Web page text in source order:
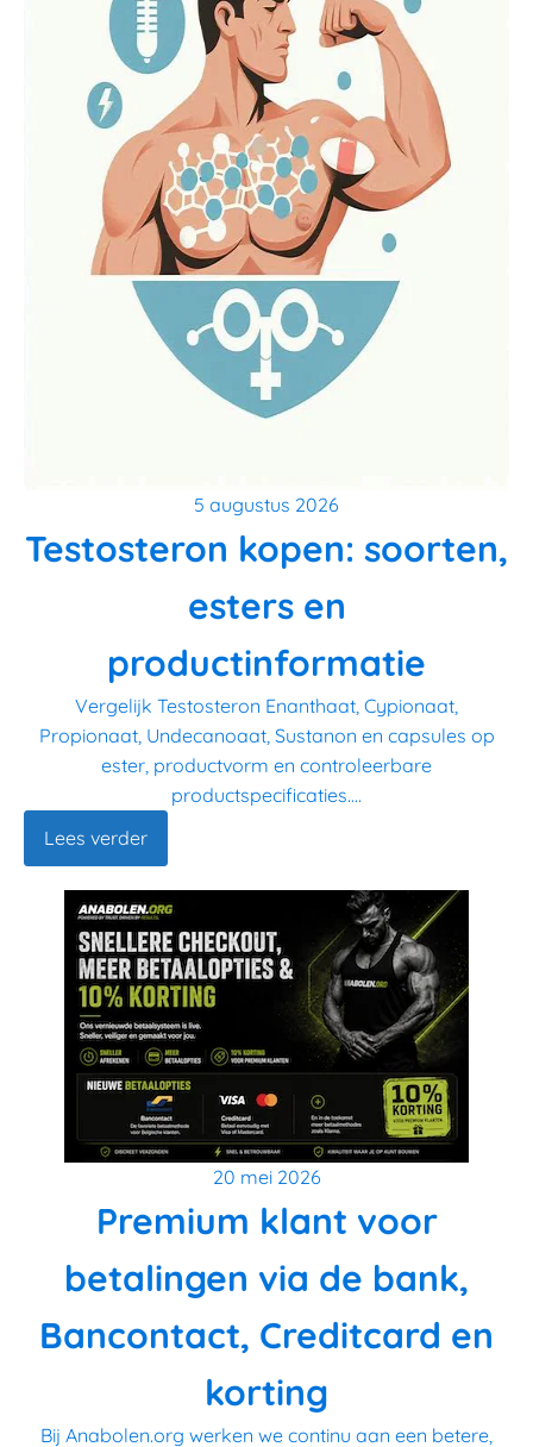
5 augustus 2026
Testosteron kopen: soorten,
esters en
productinformatie
Vergelijk Testosteron Enanthaat, Cypionaat,
Propionaat, Undecanoaat, Sustanon en capsules op
ester, productvorm en controleerbare
productspecificaties....
Lees verder
20 mei 2026
Premium klant voor
betalingen via de bank,
Bancontact, Creditcard en
korting
Bij Anabolen.org werken we continu aan een betere,